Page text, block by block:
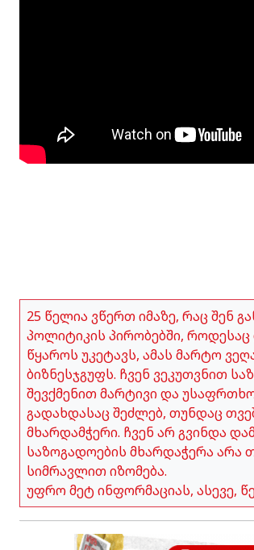
25 წელია ვწერთ იმაზე, რაც შენ
პოლიტიკის პირობებში, როდესაც
წყაროს უკეტავს, ამას მარტო
ბიზნესჯგუფს. ჩვენ ვეკუთვნით
შევქმენით მარტივი და
გადახდასაც შეძლებ, თუნდაც
მხარდამჭერი. ჩვენ არ გვინდა
საზოგადოების მხარდაჭერა არა
სიმრავლით იზომება.
უფრო მეტ ინფორმაციას, ასევე,